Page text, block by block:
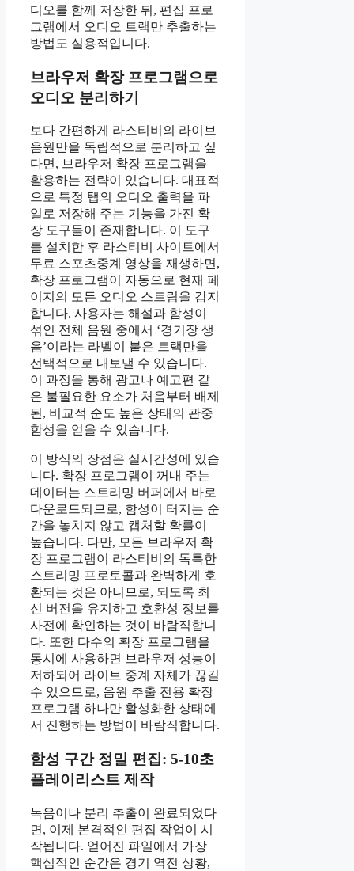
디오를 함께 저장한 뒤, 편집 프로
그램에서 오디오 트랙만 추출하는
방법도 실용적입니다.
브라우저 확장 프로그램으로
오디오 분리하기
보다 간편하게 라스티비의 라이브
음원만을 독립적으로 분리하고 싶
다면, 브라우저 확장 프로그램을
활용하는 전략이 있습니다. 대표적
으로 특정 탭의 오디오 출력을 파
일로 저장해 주는 기능을 가진 확
장 도구들이 존재합니다. 이 도구
를 설치한 후 라스티비 사이트에서
무료 스포츠중계 영상을 재생하면,
확장 프로그램이 자동으로 현재 페
이지의 모든 오디오 스트림을 감지
합니다. 사용자는 해설과 함성이
섞인 전체 음원 중에서 ‘경기장 생
음’이라는 라벨이 붙은 트랙만을
선택적으로 내보낼 수 있습니다.
이 과정을 통해 광고나 예고편 같
은 불필요한 요소가 처음부터 배제
된, 비교적 순도 높은 상태의 관중
함성을 얻을 수 있습니다.
이 방식의 장점은 실시간성에 있습
니다. 확장 프로그램이 꺼내 주는
데이터는 스트리밍 버퍼에서 바로
다운로드되므로, 함성이 터지는 순
간을 놓치지 않고 캡처할 확률이
높습니다. 다만, 모든 브라우저 확
장 프로그램이 라스티비의 독특한
스트리밍 프로토콜과 완벽하게 호
환되는 것은 아니므로, 되도록 최
신 버전을 유지하고 호환성 정보를
사전에 확인하는 것이 바람직합니
다. 또한 다수의 확장 프로그램을
동시에 사용하면 브라우저 성능이
저하되어 라이브 중계 자체가 끊길
수 있으므로, 음원 추출 전용 확장
프로그램 하나만 활성화한 상태에
서 진행하는 방법이 바람직합니다.
함성 구간 정밀 편집: 5-10초
플레이리스트 제작
녹음이나 분리 추출이 완료되었다
면, 이제 본격적인 편집 작업이 시
작됩니다. 얻어진 파일에서 가장
핵심적인 순간은 경기 역전 상황,